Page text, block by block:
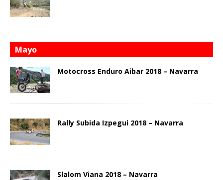
Mayo
Motocross Enduro Aibar 2018 – Navarra
Rally Subida Izpegui 2018 – Navarra
Slalom Viana 2018 – Navarra